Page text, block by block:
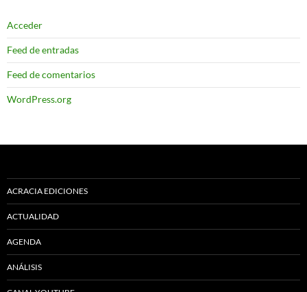
Acceder
Feed de entradas
Feed de comentarios
WordPress.org
ACRACIA EDICIONES
ACTUALIDAD
AGENDA
ANÁLISIS